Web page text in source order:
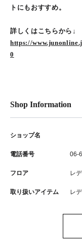
トにもおすすめ。
詳しくはこちらから↓
https://
0
Shop Information
ショップ名
電話番号 06-
フロア レ
取り扱いアイテム レ